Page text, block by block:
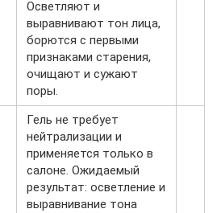
Осветляют и
выравнивают тон лица,
борются с первыми
признаками старения,
очищают и сужают
поры.
Гель не требует
нейтрализации и
применяется только в
салоне. Ожидаемый
результат: осветление и
выравнивание тона